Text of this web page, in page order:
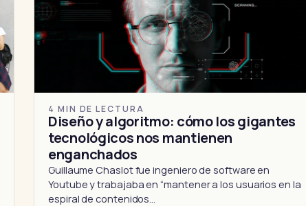
4 MIN DE LECTURA
Diseño y algoritmo: cómo los gigantes
tecnológicos nos mantienen
enganchados
Guillaume Chaslot fue ingeniero de software en
Youtube y trabajaba en “mantener a los usuarios en la
espiral de contenidos…